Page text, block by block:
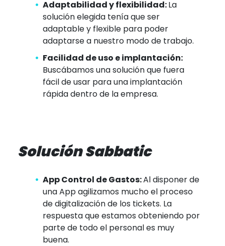
Adaptabilidad y flexibilidad:La
solución elegida tenía que ser
adaptable y flexible para poder
adaptarse a nuestro modo de trabajo.
Facilidad de uso e implantación:
Buscábamos una solución que fuera
fácil de usar para una implantación
rápida dentro de la empresa.
Solución Sabbatic
App Control de Gastos:Al disponer de
una App agilizamos mucho el proceso
de digitalización de los tickets. La
respuesta que estamos obteniendo por
parte de todo el personal es muy
buena.